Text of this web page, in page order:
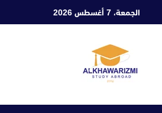
الجمعة، 7 أغسطس 2026